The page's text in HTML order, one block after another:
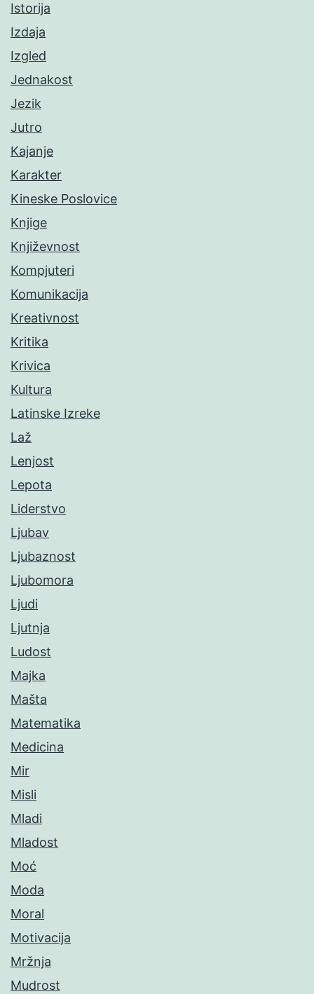
Istorija
Izdaja
Izgled
Jednakost
Jezik
Jutro
Kajanje
Karakter
Kineske Poslovice
Knjige
Književnost
Kompjuteri
Komunikacija
Kreativnost
Kritika
Krivica
Kultura
Latinske Izreke
Laž
Lenjost
Lepota
Liderstvo
Ljubav
Ljubaznost
Ljubomora
Ljudi
Ljutnja
Ludost
Majka
Mašta
Matematika
Medicina
Mir
Misli
Mladi
Mladost
Moć
Moda
Moral
Motivacija
Mržnja
Mudrost